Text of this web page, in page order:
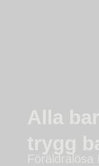
Alla
trygg
Föräldralösa